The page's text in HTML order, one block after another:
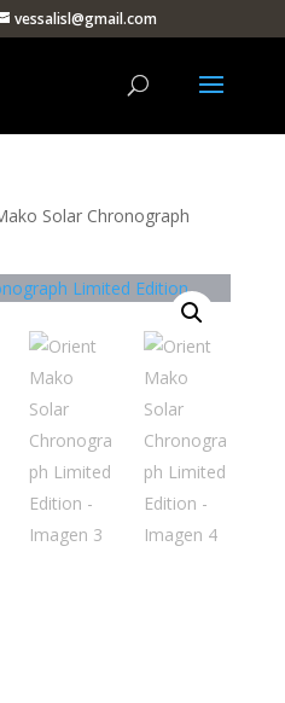
vessalisl@gmail.com
Solar Chronograph